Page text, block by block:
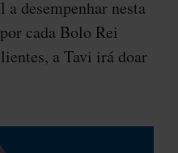
desempenhar nesta
cada Bolo Rei
a Tavi irá doar